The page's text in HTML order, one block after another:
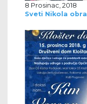
8 Prosinac, 2018
Sveti Nikola